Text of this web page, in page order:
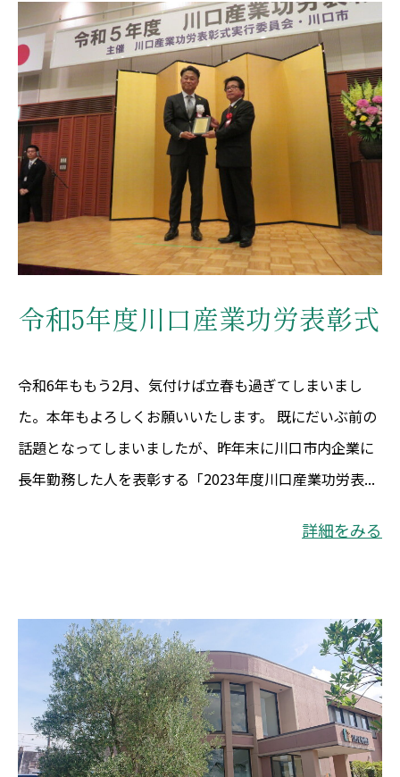
令和5年度川口産業功労表彰式
令和6年ももう2月、気付けば立春も過ぎてしまいまし
た。本年もよろしくお願いいたします。 既にだいぶ前の
話題となってしまいましたが、昨年末に川口市内企業に
長年勤務した人を表彰する「2023年度川口産業功労表...
詳細をみる